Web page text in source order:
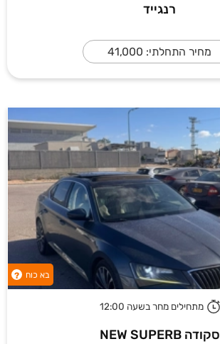
רנגייד
מחיר התחלתי: 41,000
בא כוח ?
מתחילים מחר בשעה 12:00
סקודה NEW SUPERB